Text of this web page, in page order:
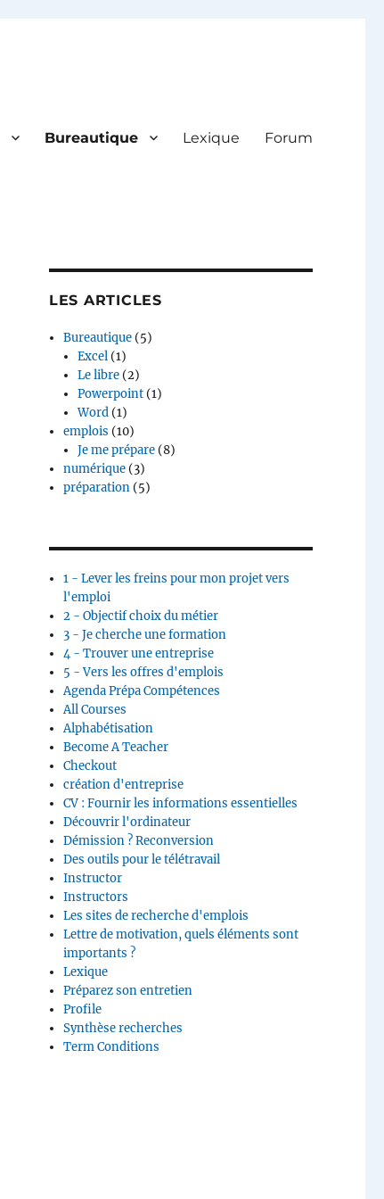
Bureautique Lexique Forum
LES ARTICLES
Bureautique (5)
Excel (1)
Le libre (2)
Powerpoint (1)
Word (1)
emplois (10)
Je me prépare (8)
numérique (3)
préparation (5)
1 - Lever les freins pour mon projet vers
l'emploi
2 - Objectif choix du métier
3 - Je cherche une formation
4 - Trouver une entreprise
5 - Vers les offres d'emplois
Agenda Prépa Compétences
All Courses
Alphabétisation
Become A Teacher
Checkout
création d'entreprise
CV : Fournir les informations essentielles
Découvrir l'ordinateur
Démission ? Reconversion
Des outils pour le télétravail
Instructor
Instructors
Les sites de recherche d'emplois
Lettre de motivation, quels éléments sont
importants ?
Lexique
Préparez son entretien
Profile
Synthèse recherches
Term Conditions